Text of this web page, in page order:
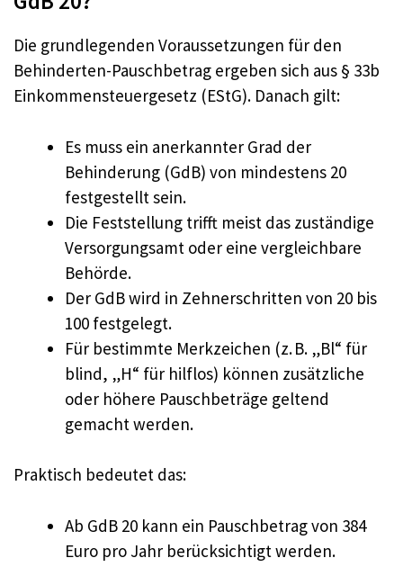
Die grundlegenden Voraussetzungen für den
Behinderten-Pauschbetrag ergeben sich aus § 33b
Einkommensteuergesetz (EStG). Danach gilt:
Es muss ein anerkannter Grad der
Behinderung (GdB) von mindestens 20
festgestellt sein.
Die Feststellung trifft meist das zuständige
Versorgungsamt oder eine vergleichbare
Behörde.
Der GdB wird in Zehnerschritten von 20 bis
100 festgelegt.
Für bestimmte Merkzeichen (z. B. „Bl“ für
blind, „H“ für hilflos) können zusätzliche
oder höhere Pauschbeträge geltend
gemacht werden.
Praktisch bedeutet das:
Ab GdB 20 kann ein Pauschbetrag von 384
Euro pro Jahr berücksichtigt werden.